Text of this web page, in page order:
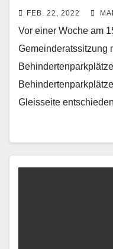
FEB. 22, 2022
Vor einer Woche am
Gemeinderatssitzung
Gleisseite